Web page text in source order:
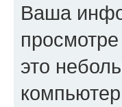
Ваша
это